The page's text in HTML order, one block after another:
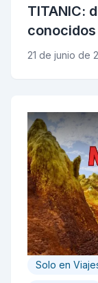
TITANIC:
conocidos
21 de junio de
Solo en